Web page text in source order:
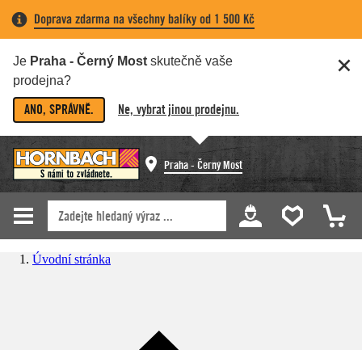
Doprava zdarma na všechny balíky od 1 500 Kč
Je Praha - Černý Most skutečně vaše
prodejna?
ANO, SPRÁVNĚ. Ne, vybrat jinou prodejnu.
Praha - Černý Most
Úvodní stránka